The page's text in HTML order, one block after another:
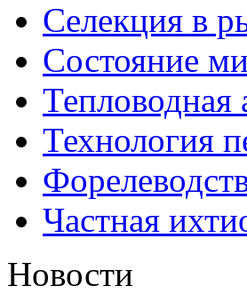
Селекция в
Состояние
Тепловодная
Технология
Частная
Новости